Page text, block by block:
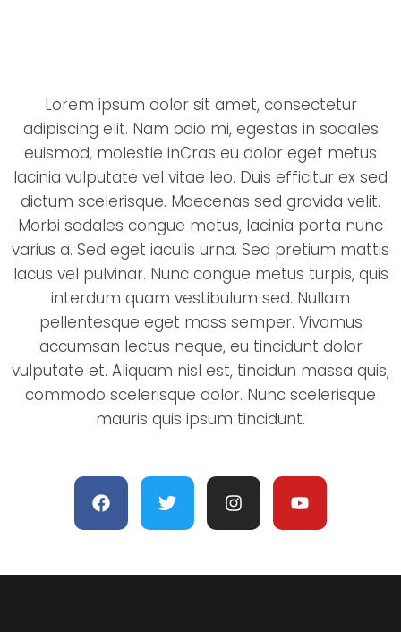
Lorem ipsum dolor sit amet, consectetur
adipiscing elit. Nam odio mi, egestas in sodales
euismod, molestie inCras eu dolor eget metus
lacinia vulputate vel vitae leo. Duis efficitur ex sed
dictum scelerisque. Maecenas sed gravida velit.
Morbi sodales congue metus, lacinia porta nunc
varius a. Sed eget iaculis urna. Sed pretium mattis
lacus vel pulvinar. Nunc congue metus turpis, quis
interdum quam vestibulum sed. Nullam
pellentesque eget mass semper. Vivamus
accumsan lectus neque, eu tincidunt dolor
vulputate et. Aliquam nisl est, tincidun massa quis,
commodo scelerisque dolor. Nunc scelerisque
mauris quis ipsum tincidunt.